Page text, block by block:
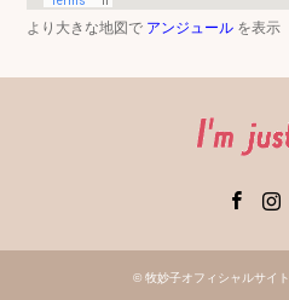
より大きな地図で アンジュール を表示
© 牧妙子オフィシャルサイト